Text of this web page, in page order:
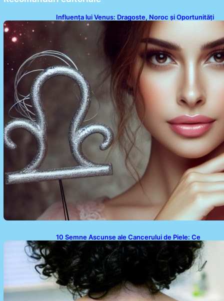
Influența lui Venus: Dragoste, Noroc și Oportunități
pentru Tauri și Balanțe în Weekendul 8-9 August
10 Semne Ascunse ale Cancerului de Piele: Ce
Trebuie să Știm pentru a Ne Proteja